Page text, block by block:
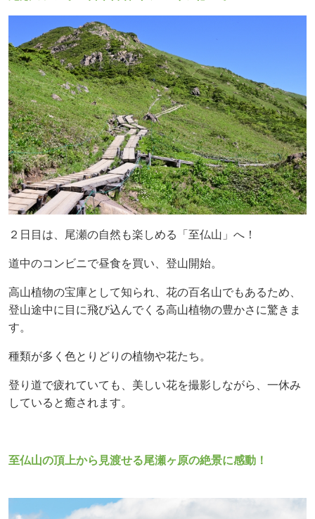
２日目は、尾瀬の自然も楽しめる「至仏山」へ！
道中のコンビニで昼食を買い、登山開始。
高山植物の宝庫として知られ、花の百名山でもあるため、
登山途中に目に飛び込んでくる高山植物の豊かさに驚きま
す。
種類が多く色とりどりの植物や花たち。
登り道で疲れていても、美しい花を撮影しながら、一休み
していると癒されます。
至仏山の頂上から見渡せる尾瀬ヶ原の絶景に感動！